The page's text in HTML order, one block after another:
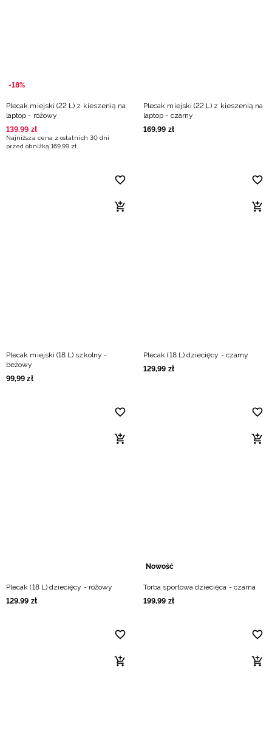
-18%
Plecak miejski (22 L) z kieszenią na
laptop - różowy
139,99 zł
Najniższa cena z ostatnich 30 dni
przed obniżką 169,99 zł
Plecak miejski (22 L) z kieszenią na
laptop - czarny
169,99 zł
Plecak miejski (18 L) szkolny -
beżowy
99,99 zł
Plecak (18 L) dziecięcy - czarny
129,99 zł
Plecak (18 L) dziecięcy - różowy
129,99 zł
Nowość
Torba sportowa dziecięca - czarna
199,99 zł